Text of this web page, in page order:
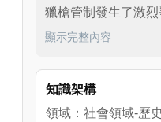
獵槍管制發生了激
會上，他們見識到當
感受到矛盾與困惑
後，四名青年各自踏
泰雅新世代的故事。
顯示完整內容
知識架構
領域：社會領域-歷史